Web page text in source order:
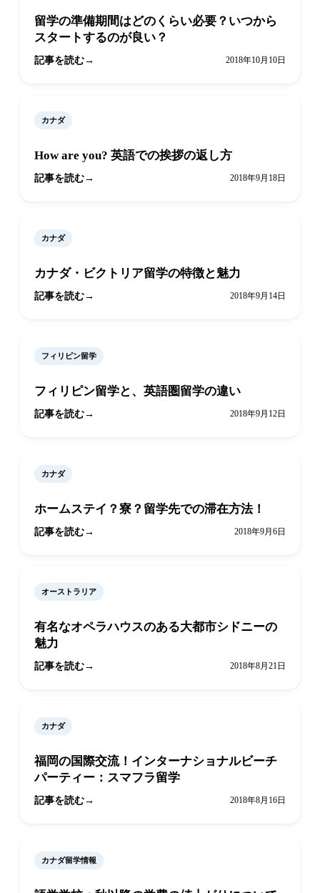
留学の準備期間はどのくらい必要？いつから
スタートするのが良い？
記事を読む 2018年10月10日
カナダ
How are you? 英語での挨拶の返し方
記事を読む 2018年9月18日
カナダ
カナダ・ビクトリア留学の特徴と魅力
記事を読む 2018年9月14日
フィリピン留学
フィリピン留学と、英語圏留学の違い
記事を読む 2018年9月12日
カナダ
ホームステイ？寮？留学先での滞在方法！
記事を読む 2018年9月6日
オーストラリア
有名なオペラハウスのある大都市シドニーの
魅力
記事を読む 2018年8月21日
カナダ
福岡の国際交流！インターナショナルビーチ
パーティー：スマフラ留学
記事を読む 2018年8月16日
カナダ留学情報